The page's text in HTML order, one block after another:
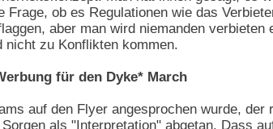
Frage, ob es Regulationen wie das
aber man wird niemanden
nicht zu Konflikten kommen.
für den Dyke* March
auf den Flyer angesprochen wurde,
als "Interpretation" abgetan. Dass